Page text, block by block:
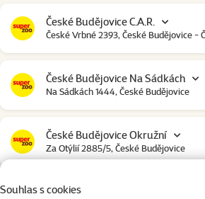
Souhlas s cookies
České Budějovice C.A.R.
České Vrbné 2393, České Budějovice -
České Budějovice Na Sádkách
Na Sádkách 1444, České Budějovice
České Budějovice Okružní
Za Otýlií 2885/5, České Budějovice
České Budějovice Strakonická